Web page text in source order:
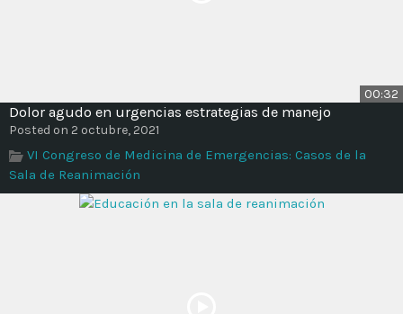
00:32
Dolor agudo en urgencias estrategias de manejo
Posted on 2 octubre, 2021
VI Congreso de Medicina de Emergencias: Casos de la
Sala de Reanimación